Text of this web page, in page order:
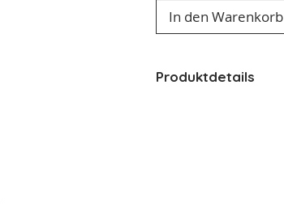
In den Warenkorb
Produktdetails